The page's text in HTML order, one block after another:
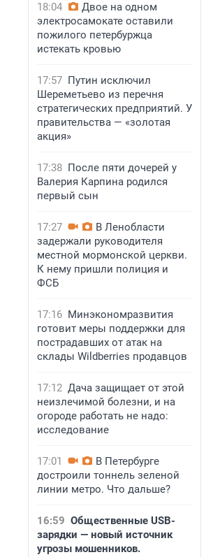
18:04
Двое на одном
электросамокате оставили
пожилого петербуржца
истекать кровью
17:57 Путин исключил
Шереметьево из перечня
стратегических предприятий. У
правительства — «золотая
акция»
17:38 После пяти дочерей у
Валерия Карпина родился
первый сын
17:27
В Ленобласти
задержали руководителя
местной мормонской церкви.
К нему пришли полиция и
ФСБ
17:16 Минэкономразвития
готовит меры поддержки для
пострадавших от атак на
склады Wildberries продавцов
17:12 Дача защищает от этой
неизлечимой болезни, и на
огороде работать не надо:
исследование
17:01
В Петербурге
достроили тоннель зеленой
линии метро. Что дальше?
16:59 Общественные USB-
зарядки — новый источник
угрозы мошенников.